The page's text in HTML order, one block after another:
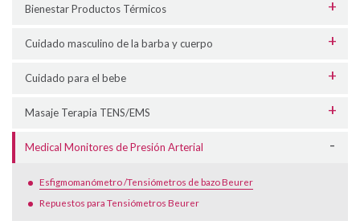
Bienestar Productos Térmicos
Cuidado masculino de la barba y cuerpo
Cuidado para el bebe
Masaje Terapia TENS/EMS
Medical Monitores de Presión Arterial
Esfigmomanómetro /Tensiómetros de bazo Beurer
Repuestos para Tensiómetros Beurer